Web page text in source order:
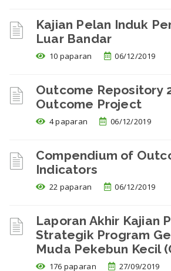
Kajian Pelan Induk
Luar Bandar
10 paparan 06/12/2019
Outcome Repository
Outcome Project
4 paparan 06/12/2019
Compendium of
Indicators
22 paparan 06/12/2019
Laporan Akhir Kajian
Strategik Program
Muda Pekebun Kecil
176 paparan 27/09/2019